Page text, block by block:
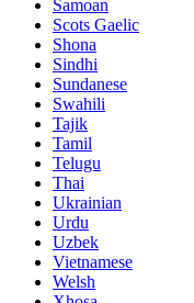
Samoan
Scots Gaelic
Shona
Sindhi
Sundanese
Swahili
Tajik
Tamil
Telugu
Thai
Ukrainian
Urdu
Uzbek
Vietnamese
Welsh